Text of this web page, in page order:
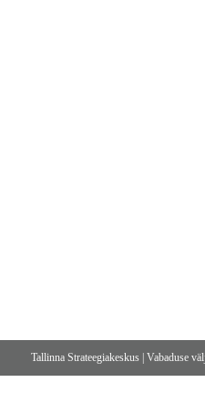
Tallinna Strateegiakeskus |Vabaduse